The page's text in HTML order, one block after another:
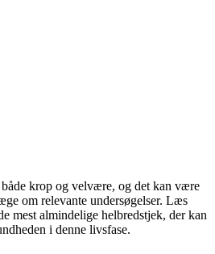
krop og velvære, og det kan være
om relevante undersøgelser. Læs
mest almindelige helbredstjek, der kan
i denne livsfase.